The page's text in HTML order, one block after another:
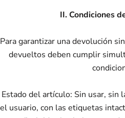
II. Condiciones
Para garantizar una devolución
devueltos deben cumplir
Estado del artículo: Sin usar, sin
el usuario, con las etiquetas